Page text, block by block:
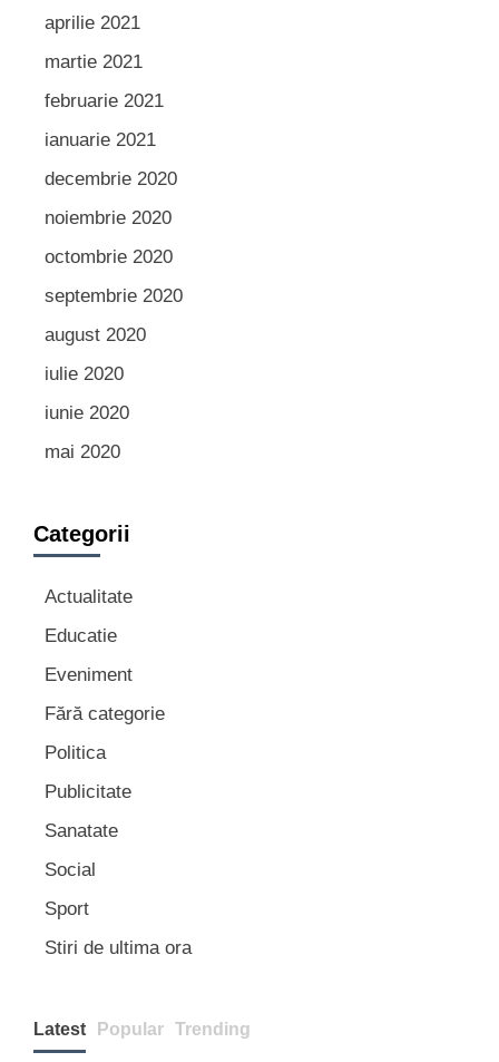
aprilie 2021
martie 2021
februarie 2021
ianuarie 2021
decembrie 2020
noiembrie 2020
octombrie 2020
septembrie 2020
august 2020
iulie 2020
iunie 2020
mai 2020
Categorii
Actualitate
Educatie
Eveniment
Fără categorie
Politica
Publicitate
Sanatate
Social
Sport
Stiri de ultima ora
Latest Popular Trending